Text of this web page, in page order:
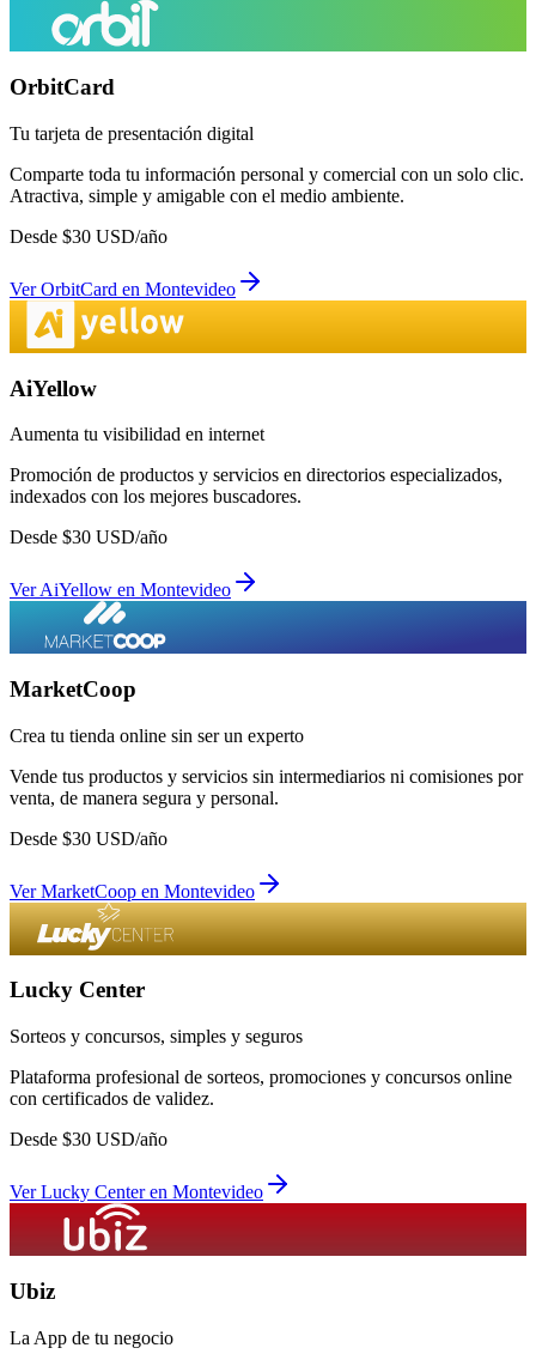
OrbitCard
Tu tarjeta de presentación digital
Comparte toda tu información personal y comercial con un solo clic.
Atractiva, simple y amigable con el medio ambiente.
Desde $30 USD/año
VerOrbitCard en Montevideo
AiYellow
Aumenta tu visibilidad en internet
Promoción de productos y servicios en directorios especializados,
indexados con los mejores buscadores.
Desde $30 USD/año
VerAiYellow en Montevideo
MarketCoop
Crea tu tienda online sin ser un experto
Vende tus productos y servicios sin intermediarios ni comisiones por
venta, de manera segura y personal.
Desde $30 USD/año
VerMarketCoop en Montevideo
Lucky Center
Sorteos y concursos, simples y seguros
Plataforma profesional de sorteos, promociones y concursos online
con certificados de validez.
Desde $30 USD/año
VerLucky Centeren Montevideo
Ubiz
La App de tu negocio